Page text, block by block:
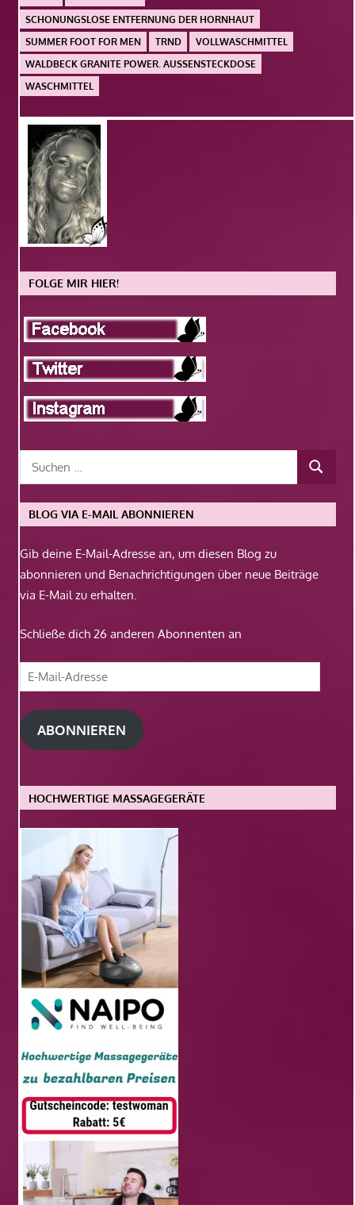
SCHONUNGSLOSE ENTFERNUNG DER HORNHAUT
SUMMER FOOT FOR MEN
TRND
VOLLWASCHMITTEL
WALDBECK GRANITE POWER. AUSSENSTECKDOSE
WASCHMITTEL
FOLGE MIR HIER!
BLOG VIA E-MAIL ABONNIEREN
Gib deine E-Mail-Adresse an, um diesen Blog zu
abonnieren und Benachrichtigungen über neue Beiträge
via E-Mail zu erhalten.
Schließe dich 26 anderen Abonnenten an
E-
Mail-
Adresse
ABONNIEREN
HOCHWERTIGE MASSAGEGERÄTE